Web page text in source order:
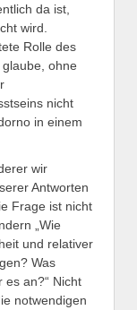
da ist,
wird.
Rolle des
ohne
nicht
in einem
wir
Antworten
Frage ist nicht
„Wie
und relativer
Was
es an?“ Nicht
notwendigen